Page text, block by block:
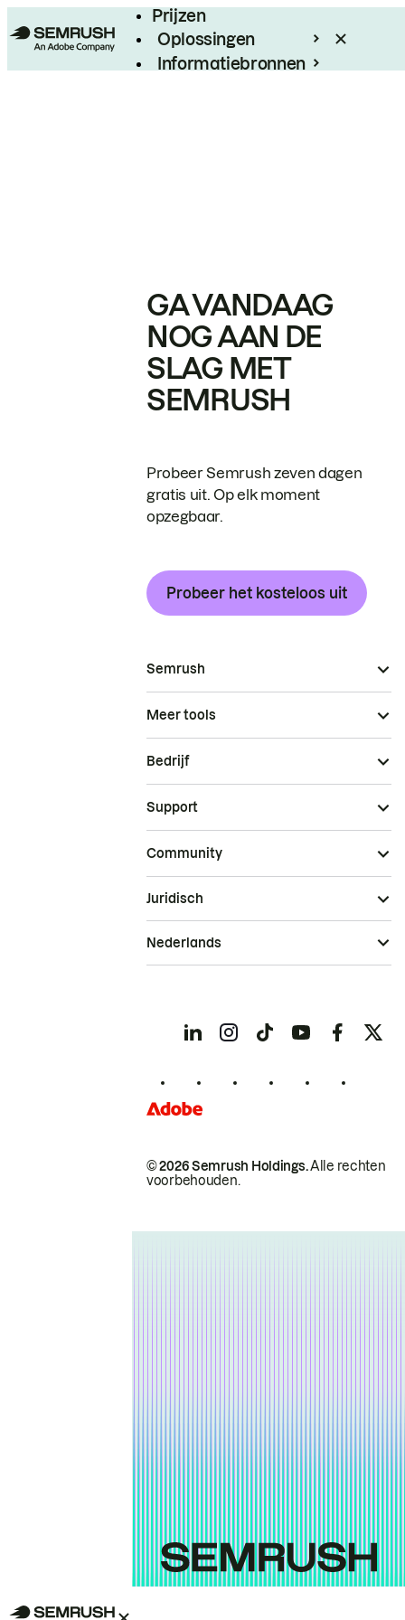
Prijzen
Oplossingen
Informatiebronnen
GA VANDAAG
NOG AAN DE
SLAG MET
SEMRUSH
Probeer Semrush zeven dagen
gratis uit. Op elk moment
opzegbaar.
Probeer het kosteloos uit
Semrush
Meer tools
Bedrijf
Support
Community
© 2026 Semrush Holdings.Alle rechten
voorbehouden.
Juridisch
Nederlands